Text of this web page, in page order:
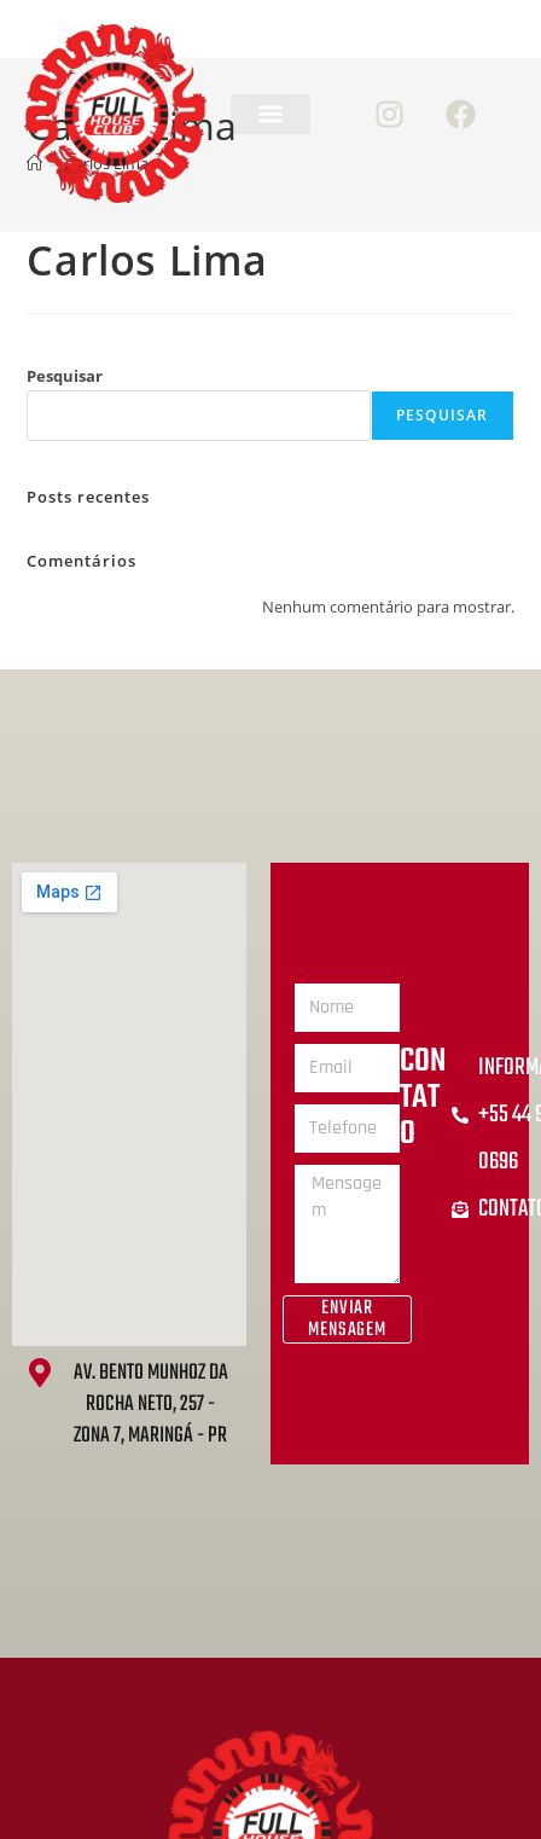
Carlos Lima
> Carlos Lima
Carlos Lima
Pesquisar
PESQUISAR
Posts recentes
Comentários
Nenhum comentário para mostrar.
AV. BENTO MUNHOZ DA
ROCHA NETO, 257 -
ZONA 7, MARINGÁ - PR
ENVIAR
MENSAGEM
CON
TAT
O
+55 44
0696